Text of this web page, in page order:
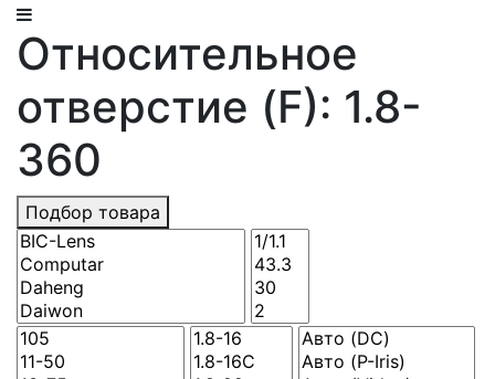
Относительное
отверстие (F): 1.8-
360
Подбор товара